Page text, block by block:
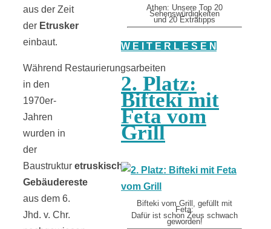
aus der Zeit
der Etrusker
einbaut.
Während Restaurierungsarbeiten
in den
1970er-
Jahren
wurden in
der
Baustruktur etruskische
Gebäudereste
aus dem 6.
Jhd. v. Chr.
Athen: Unsere Top 20
Sehenswürdigkeiten
und 20 Extratipps
W E I T E R L E S E N
2. Platz:
Bifteki mit
Feta vom
Grill
Bifteki vom Grill, gefüllt mit
Feta:
Dafür ist schon Zeus schwach
geworden!